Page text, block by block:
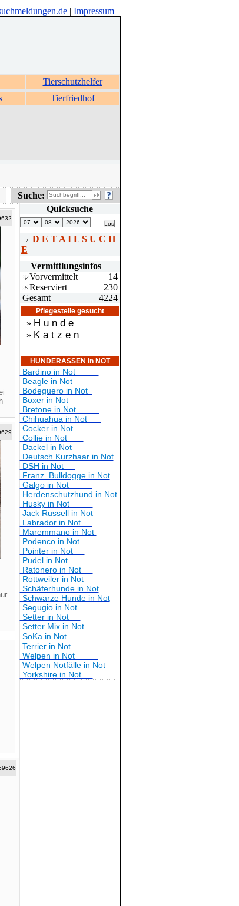
| Impressum
Tierschutzhelfer
Tierfriedhof
Suche:
Quicksuche
D E T A I L S U C H
E
Vermittlungsinfos
Vorvermittelt
14
Reserviert
230
Gesamt
4224
Pflegestelle gesucht
» H u n d e
» K a t z e n
HUNDERASSEN in NOT
Bardino in Not
Beagle in Not
Bodeguero in Not
Boxer in Not
Bretone in Not
Chihuahua in Not
Cocker in Not
Collie in Not
Dackel in Not
Deutsch Kurzhaar in Not
DSH in Not
Franz. Bulldogge in Not
Galgo in Not
Herdenschutzhund in Not
Husky in Not
Jack Russell in Not
Labrador in Not
Maremmano in Not
Podenco in Not
Pointer in Not
Pudel in Not
Ratonero in Not
Rottweiler in Not
Schäferhunde in Not
Schwarze Hunde in Not
Segugio in Not
Setter in Not
Setter Mix in Not
SoKa in Not
Terrier in Not
Welpen in Not
Welpen Notfälle in Not
Yorkshire in Not